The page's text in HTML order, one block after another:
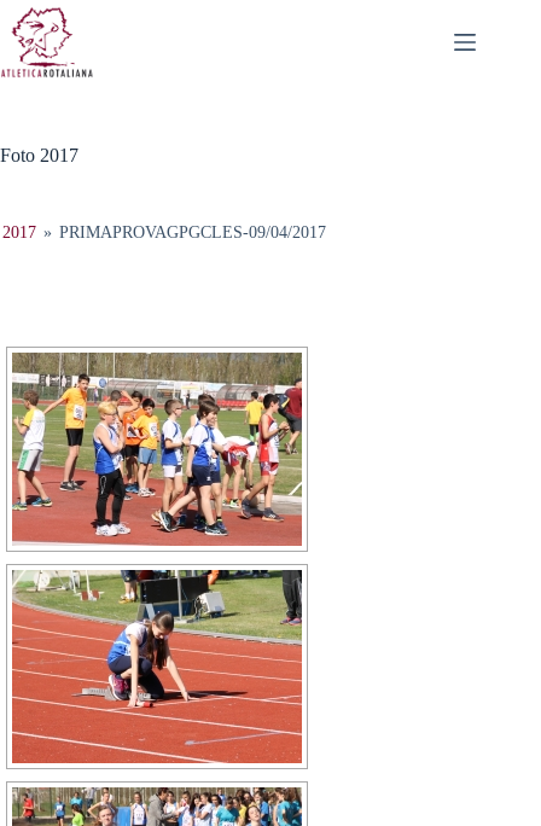
Salta
al
contenuto
Foto 2017
2017 » PRIMAPROVAGPGCLES-09/04/2017